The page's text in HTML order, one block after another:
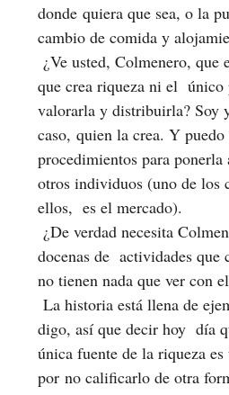
donde quiera que sea, o la
cambio de comida y
¿Ve usted, Colmenero, que
que crea riqueza ni el único
valorarla y distribuirla? Soy
caso, quien la crea. Y
procedimientos para
otros individuos (uno de los
ellos, es el mercado).
¿De verdad necesita
docenas de actividades que
no tienen nada que ver con
La historia está llena de
digo, así que decir hoy día
única fuente de la riqueza es
por no calificarlo de otra